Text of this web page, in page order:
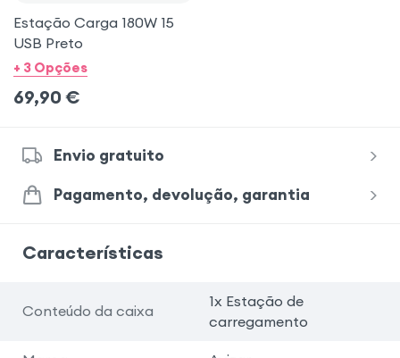
Estação Carga 180W 15
USB Preto
+ 3 Opções
69,90 €
Envio gratuito
Pagamento, devolução, garantia
Características
Conteúdo da caixa
1x Estação de
carregamento